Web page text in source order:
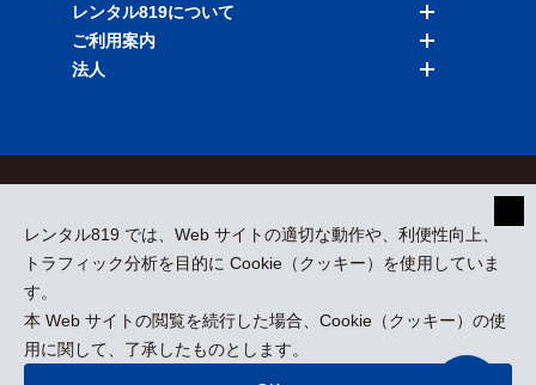
レンタル819 では、Web サイトの適切な動作や、利便性向上、
トラフィック分析を目的に Cookie（クッキー）を使用していま
す。
本 Web サイトの閲覧を続行した場合、Cookie（クッキー）の使
用に関して、了承したものとします。
バイクを探す
店舗を探す
レンタル819について
料金表
ご利用案内
法人
採用情報
プレスリリース
kizuki Rental Service © All Rights Reserved.